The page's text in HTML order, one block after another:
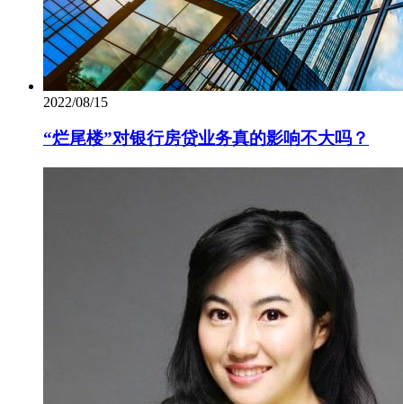
2022/08/15
“烂尾楼”对银行房贷业务真的影响不大吗？